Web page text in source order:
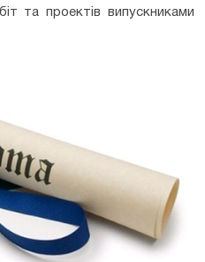
та проектів випускниками